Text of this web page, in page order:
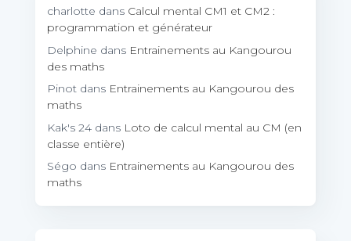
charlotte dans Calcul mental CM1 et CM2 :
programmation et générateur
Delphine dans Entrainements au Kangourou
des maths
Pinot dans Entrainements au Kangourou des
maths
Kak's 24 dans Loto de calcul mental au CM (en
classe entière)
Ségo dans Entrainements au Kangourou des
maths